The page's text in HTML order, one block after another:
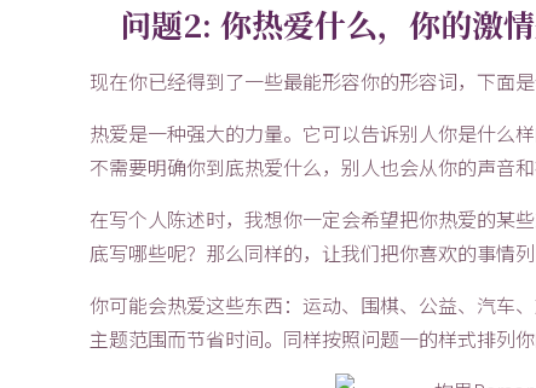
问题2: 你热爱什么，你的激情
现在你已经得到了一些最能形容你的形容词，下面
热爱是一种强大的力量。它可以告诉别人你是什么
不需要明确你到底热爱什么，别人也会从你的声音
在写个人陈述时，我想你一定会希望把你热爱的
底写哪些呢？那么同样的，让我们把你喜欢的事情列
你可能会热爱这些东西：运动、围棋、公益、汽车
主题范围而节省时间。同样按照问题一的样式排列你